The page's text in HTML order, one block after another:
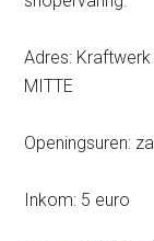
Adres:
MITTE
Openingsuren:
Inkom: 5 euro